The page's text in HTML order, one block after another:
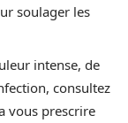
soulager les
intense, de
consultez
vous prescrire